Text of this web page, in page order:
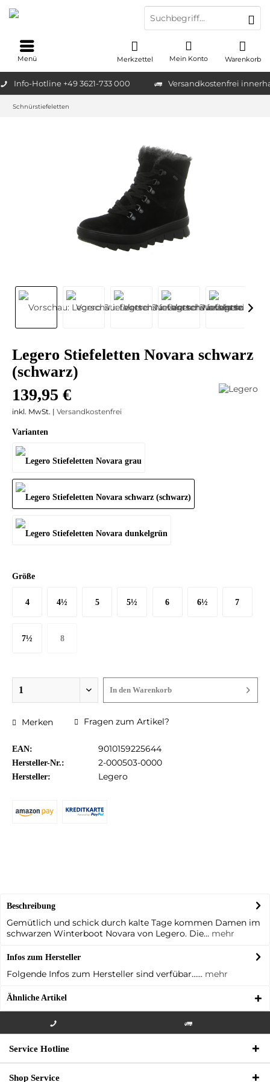
Info-Hotline +49 3621-733 000 Versandkostenfrei
Warenkorb
Merkzettel Mein Konto
Menü
Schnürstiefeletten
Legero Stiefeletten Novara schwarz
(schwarz)
139,95 €
inkl. MwSt. | Versandkostenfrei
Varianten
Größe
4 4½ 5 5½ 6 6½ 7
7½ 8
In den Warenkorb
Merken Fragen zum Artikel?
EAN: 9010159225644
Hersteller-Nr.: 2-000503-0000
Hersteller: Legero
Beschreibung
Gemütlich und schick durch kalte Tage kommen Damen im
schwarzen Winterboot Novara von Legero. Die... mehr
Infos zum Hersteller
Folgende Infos zum Hersteller sind verfübar...... mehr
Ähnliche Artikel
000
Service Hotline
Shop Service